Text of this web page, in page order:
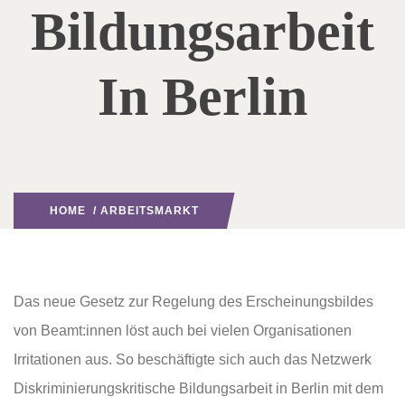
Bildungsarbeit
In Berlin
HOME / ARBEITSMARKT
Das neue Gesetz zur Regelung des Erscheinungsbildes
von Beamt:innen löst auch bei vielen Organisationen
Irritationen aus. So beschäftigte sich auch das Netzwerk
Diskriminierungskritische Bildungsarbeit in Berlin mit dem